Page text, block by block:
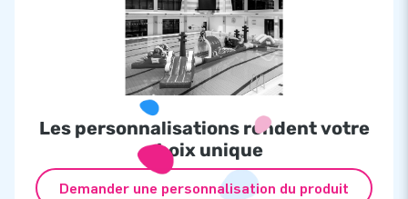
Les personnalisations rendent votre
choix unique
Demander une personnalisation du produit